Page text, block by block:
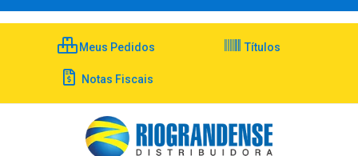
Meus Pedidos Títulos
Notas Fiscais